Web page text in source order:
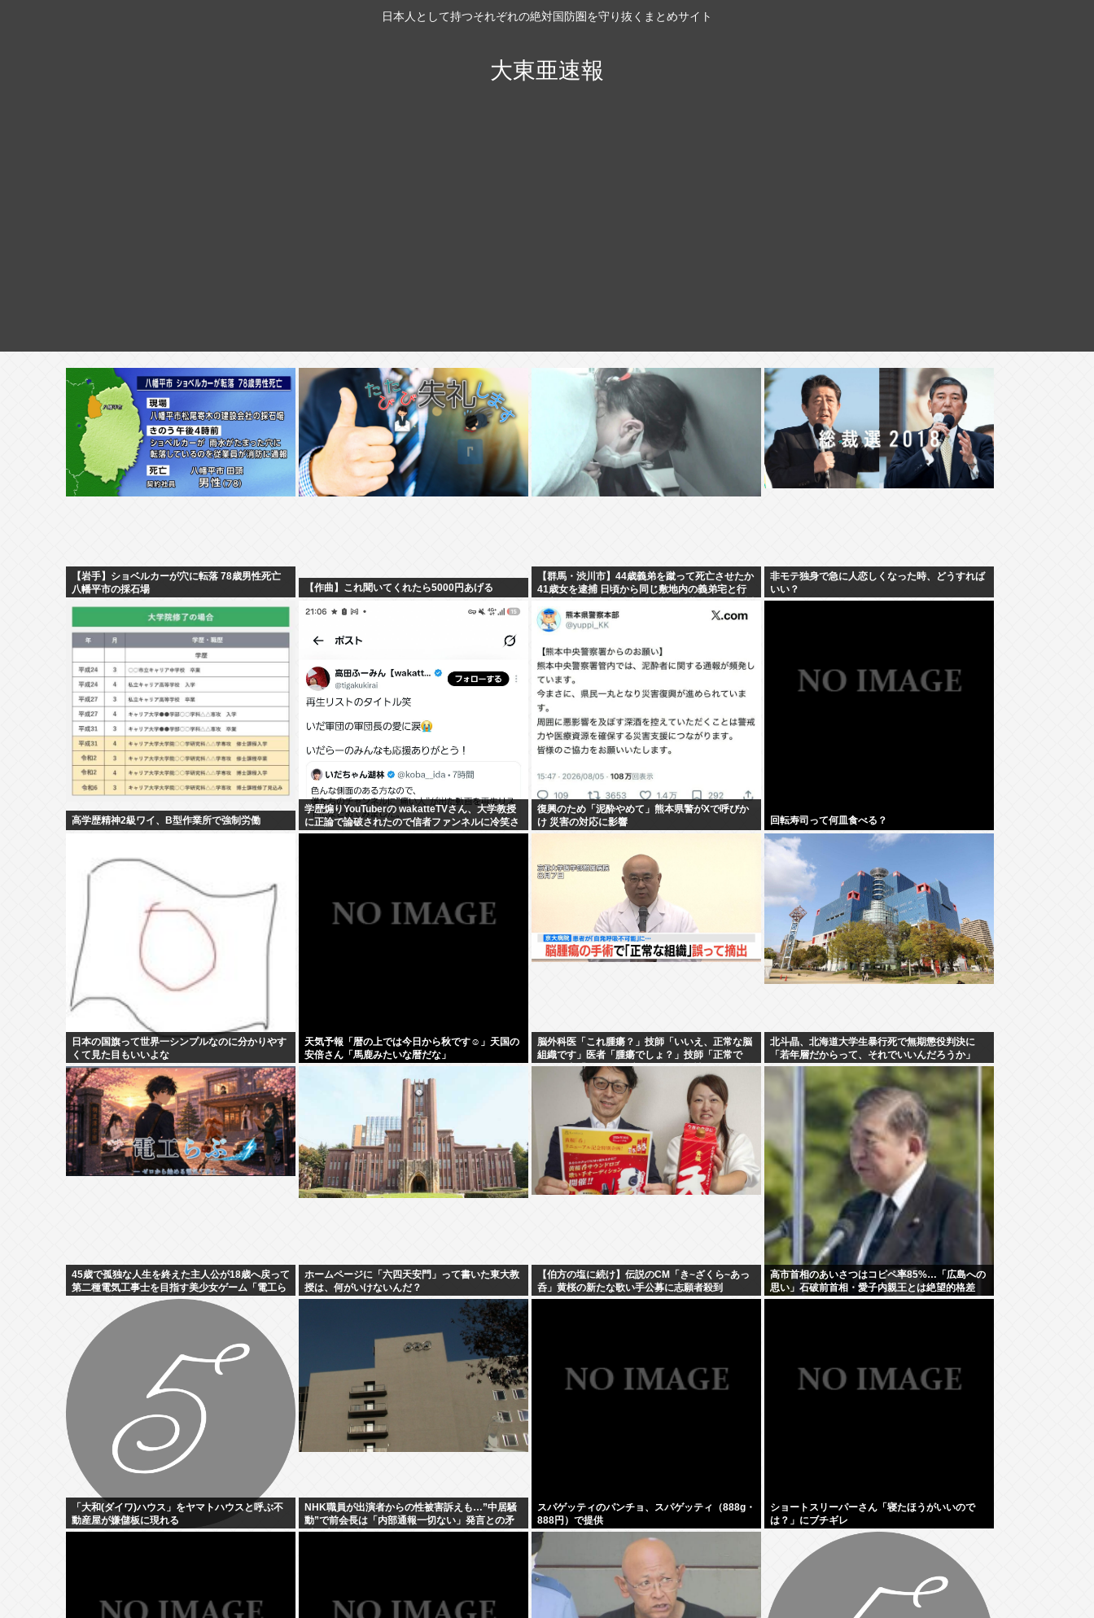
日本人として持つそれぞれの絶対国防圏を守り抜くまとめサイト
大東亜速報
【岩手】ショベルカーが穴に転落 78歳男性死亡
八幡平市の採石場
【作曲】これ聞いてくれたら5000円あげる
【群馬・渋川市】44歳義弟を蹴って死亡させたか
41歳女を逮捕 日頃から同じ敷地内の義弟宅と行
したか
非モテ独身で急に人恋しくなった時、どうすれば
いい？
高学歴精神2級ワイ、B型作業所で強制労働
学歴煽りYouTuberの wakatteTVさん、大学教授
に正論で論破されたので信者ファンネルに冷笑さ
せるしかなす術がなくなる
復興のため「泥酔やめて」熊本県警がXで呼びか
け 災害の対応に影響
回転寿司って何皿食べる？
日本の国旗って世界一シンプルなのに分かりやす
くて見た目もいいよな
天気予報「暦の上では今日から秋です☺」天国の
安倍さん「馬鹿みたいな暦だな」
脳外科医「これ腫瘍？」技師「いいえ、正常な脳
組織です」医者「腫瘍でしょ？」技師「正常で
す」医者「ふーん（ブチィ！」→女性がゲェジ化
北斗晶、北海道大学生暴行死で無期懲役判決に
「若年層だからって、それでいいんだろうか」
45歳で孤独な人生を終えた主人公が18歳へ戻って
第二種電気工事士を目指す美少女ゲーム「電工ら
ホームページに「六四天安門」って書いた東大教
授は、何がいけないんだ？
【伯方の塩に続け】伝説のCM「き~ざくら~あっ
呑」黄桜の新たな歌い手公募に志願者殺到
高市首相のあいさつはコピペ率85%…「広島への
思い」石破前首相・愛子内親王とは絶望的格差
「大和(ダイワ)ハウス」をヤマトハウスと呼ぶ不
動産屋が嫌儲板に現れる
NHK職員が出演者からの性被害訴えも…”中居騒
動”で前会長は「内部通報一切ない」発言との矛
盾を広報を直撃
スパゲッティのパンチョ、スパゲッティ（888g・
888円）で提供
ショートスリーパーさん「寝たほうがいいので
は？」にブチギレ